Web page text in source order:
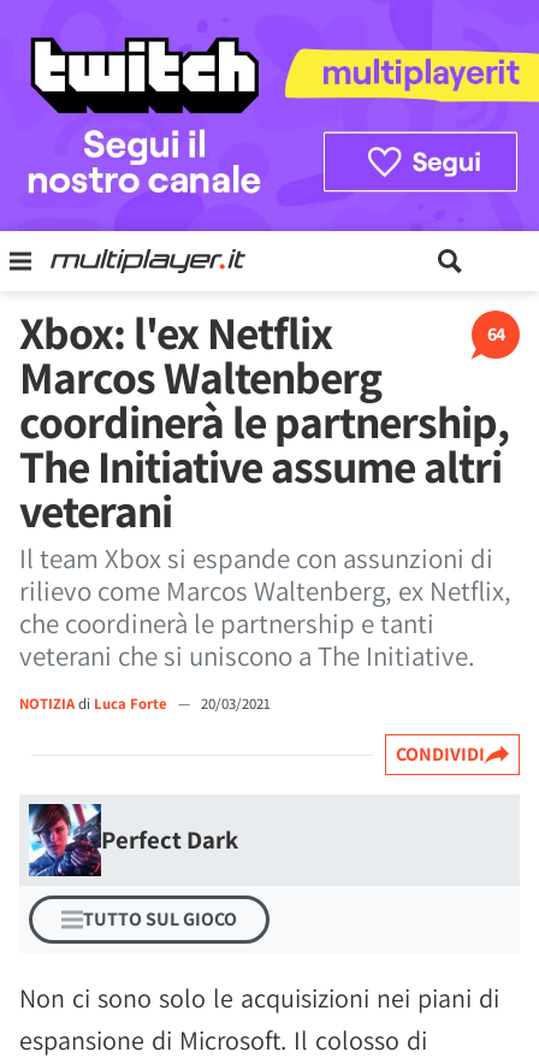
64
Xbox: l'ex Netflix
Marcos Waltenberg
coordinerà le partnership,
The Initiative assume altri
veterani
Il team Xbox si espande con assunzioni di
rilievo come Marcos Waltenberg, ex Netflix,
che coordinerà le partnership e tanti
veterani che si uniscono a The Initiative.
NOTIZIAdi Luca Forte — 20/03/2021
CONDIVIDI
Perfect Dark
TUTTO SUL GIOCO
Non ci sono solo le acquisizioni nei piani di
espansione di Microsoft. Il colosso di